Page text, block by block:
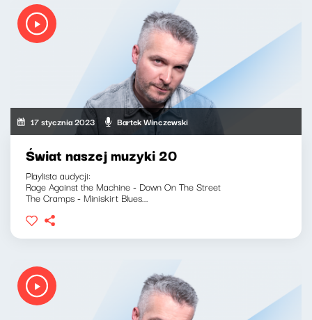
17 stycznia 2023 Bartek Winczewski
Świat naszej muzyki 20
Playlista audycji:
Rage Against the Machine - Down On The Street
The Cramps - Miniskirt Blues...